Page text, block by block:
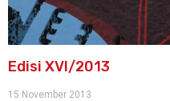
Edisi XVI/2013
15 November 2013